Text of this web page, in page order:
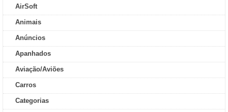
AirSoft
Animais
Anúncios
Apanhados
Aviação/Aviões
Carros
Categorias